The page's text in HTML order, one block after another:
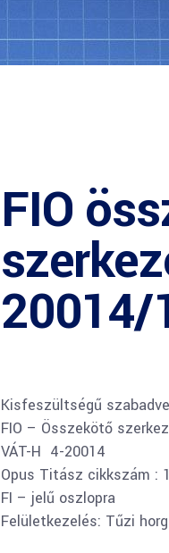
FIO
20014/
Kisfeszültségű
FIO – Összekötő
VÁT-H 4-20014
Opus Titász cikkszám :
FI – jelű oszlopra
Felületkezelés: Tűzi